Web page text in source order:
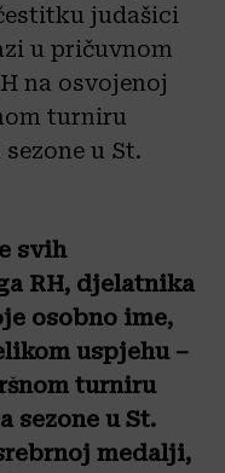
judašici
u pričuvnom
na osvojenoj
turniru
u St.
svih
RH, djelatnika
osobno ime,
uspjehu –
turniru
sezone u St.
medalji,